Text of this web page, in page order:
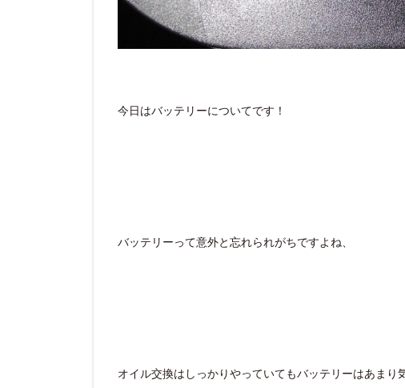
今日はバッテリーについてです！
バッテリーって意外と忘れられがちですよね、
オイル交換はしっかりやっていてもバッテリーはあまり